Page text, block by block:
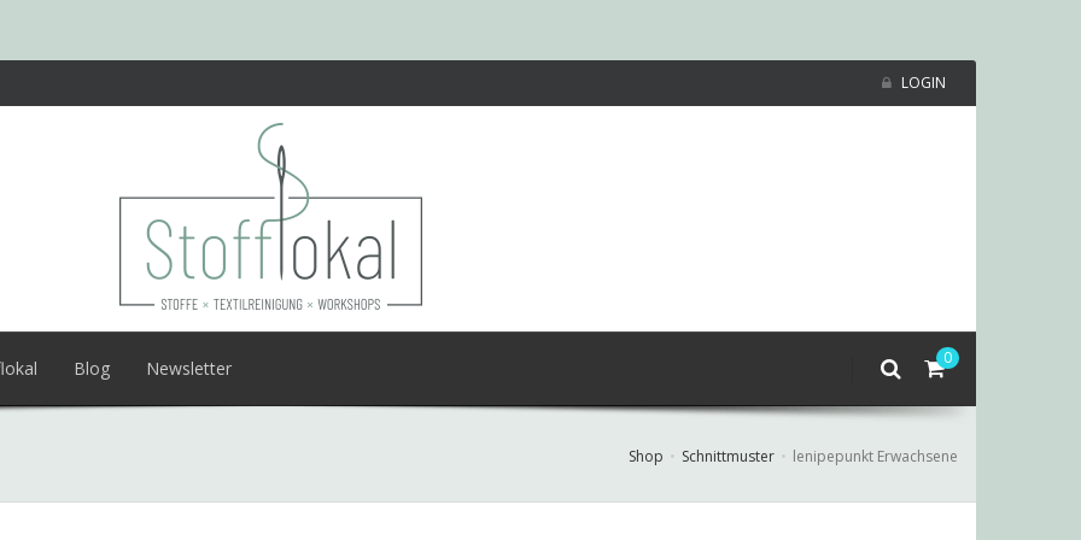
LOGIN
0
Blog Newsletter
Shop Schnittmuster lenipepunkt Erwachsene